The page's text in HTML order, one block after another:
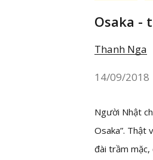
Osaka -
Thanh Nga
14/09/2018
Người Nhật
Osaka”. Thật
đài trầm